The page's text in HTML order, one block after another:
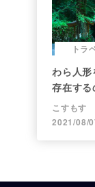
トラ
わら人
存在す
調べた
こすもす
2021/08/